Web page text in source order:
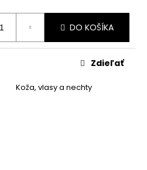
DO KOŠÍKA
Koža, vlasy a nechty
Zdieľať